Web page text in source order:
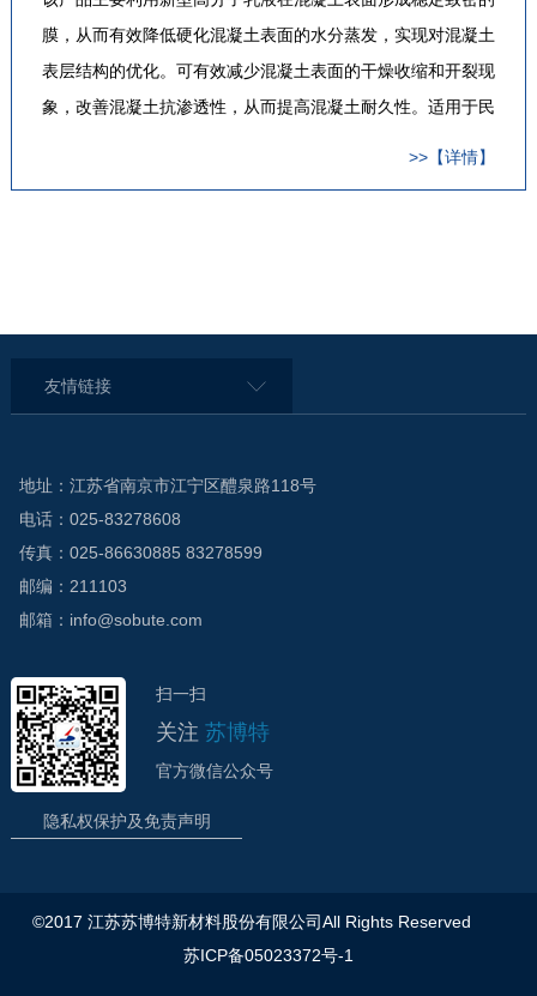
膜，从而有效降低硬化混凝土表面的水分蒸发，实现对混凝土
表层结构的优化。可有效减少混凝土表面的干燥收缩和开裂现
象，改善混凝土抗渗透性，从而提高混凝土耐久性。适用于民
>>【详情】
友情链接
地址：江苏省南京市江宁区醴泉路118号
电话：025-83278608
传真：025-86630885 83278599
邮编：211103
邮箱：info@sobute.com
扫一扫
关注 苏博特
官方微信公众号
隐私权保护及免责声明
©2017 江苏苏博特新材料股份有限公司All Rights Reserved
苏ICP备05023372号-1